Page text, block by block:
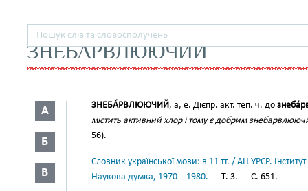
ЗНЕБАРВЛЮЮЧИЙ
А
Б
В
ЗНЕБА́РВЛЮЮЧИЙ, а, е. Дієпр. акт. теп. ч. до
містить активний хлор і тому є добрим
56).
Словник української мови: в 11 тт. / АН УРСР.
Наукова думка, 1970—1980. — Т. 3. — С. 651.